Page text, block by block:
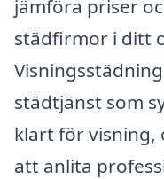
jämföra priser
städfirmor i ditt
städtjänst som
klart för visning,
att anlita